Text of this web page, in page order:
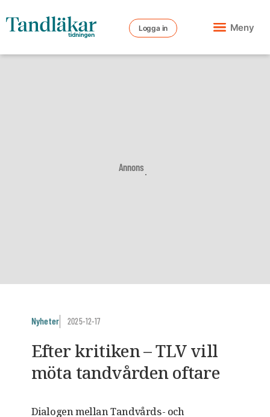
Logga in Meny
Annons
Nyheter 2025-12-17
Efter kritiken – TLV vill
möta tandvården oftare
Dialogen mellan Tandvårds- och